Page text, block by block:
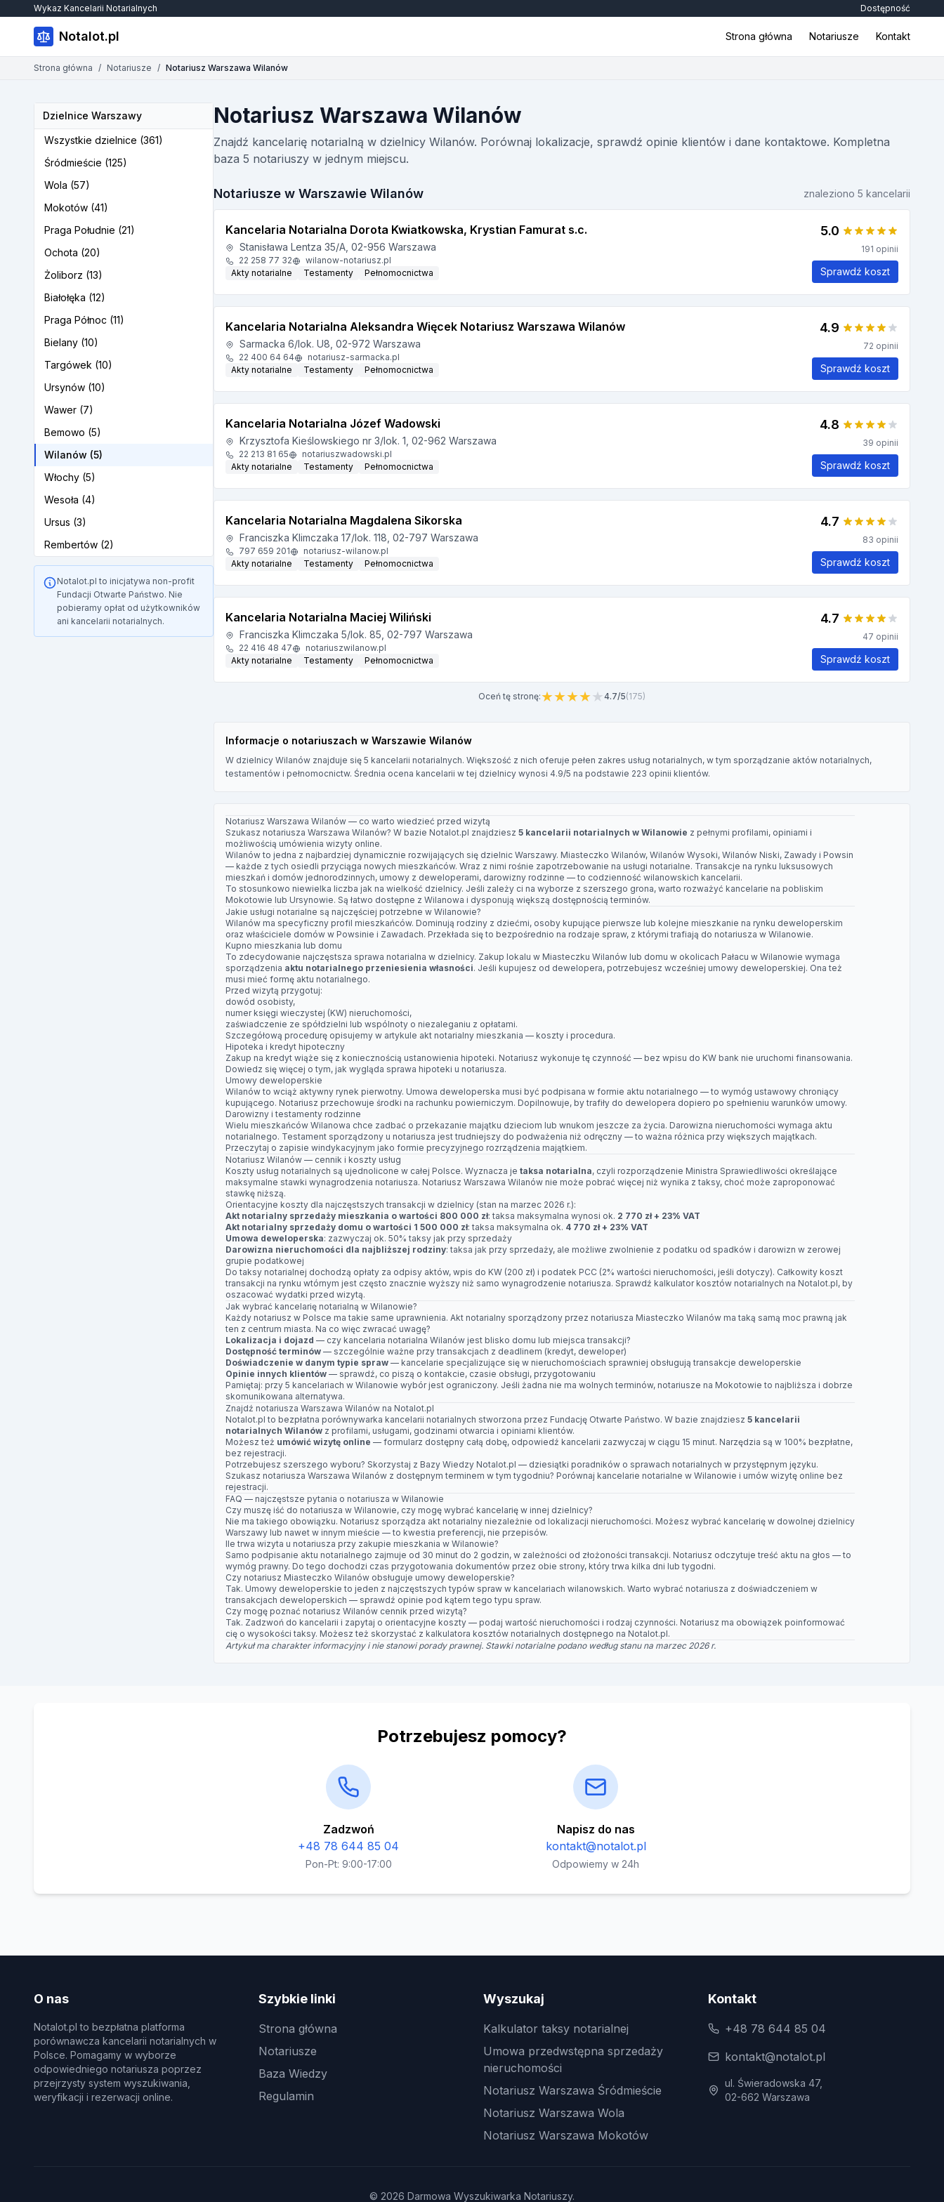
Wykaz Kancelarii Notarialnych Dostępność
Notalot.pl Strona główna Notariusze Kontakt
Strona główna / Notariusze / Notariusz Warszawa Wilanów
Dzielnice Warszawy
Wszystkie dzielnice (361)
Śródmieście (125)
Wola (57)
Mokotów (41)
Praga Południe (21)
Ochota (20)
Żoliborz (13)
Białołęka (12)
Praga Północ (11)
Bielany (10)
Targówek (10)
Ursynów (10)
Wawer (7)
Bemowo (5)
Wilanów (5)
Włochy (5)
Wesoła (4)
Ursus (3)
Rembertów (2)
Notalot.pl to inicjatywa non-profit
Fundacji Otwarte Państwo. Nie
pobieramy opłat od użytkowników
ani kancelarii notarialnych.
Notariusz Warszawa Wilanów
Znajdź kancelarię notarialną w dzielnicy Wilanów. Porównaj lokalizacje, sprawdź opinie klientów i dane kontaktowe. Kompletna
baza 5 notariuszy w jednym miejscu.
Notariusze w Warszawie Wilanów znaleziono 5 kancelarii
Kancelaria Notarialna Dorota Kwiatkowska, Krystian Famurat s.c.
Stanisława Lentza 35/A, 02-956 Warszawa
22 258 77 32
wilanow-notariusz.pl
Akty notarialne
Testamenty Pełnomocnictwa
5.0
191 opinii
Sprawdź koszt
Kancelaria Notarialna Aleksandra Więcek Notariusz Warszawa Wilanów
Sarmacka 6/lok. U8, 02-972 Warszawa
22 400 64 64
notariusz-sarmacka.pl
Akty notarialne
Testamenty Pełnomocnictwa
4.9
72 opinii
Sprawdź koszt
Kancelaria Notarialna Józef Wadowski
Krzysztofa Kieślowskiego nr 3/lok. 1, 02-962 Warszawa
22 213 81 65
notariuszwadowski.pl
Akty notarialne
Testamenty Pełnomocnictwa
4.8
39 opinii
Sprawdź koszt
Kancelaria Notarialna Magdalena Sikorska
Franciszka Klimczaka 17/lok. 118, 02-797 Warszawa
797 659 201
notariusz-wilanow.pl
Akty notarialne
Testamenty Pełnomocnictwa
4.7
83 opinii
Sprawdź koszt
Kancelaria Notarialna Maciej Wiliński
Franciszka Klimczaka 5/lok. 85, 02-797 Warszawa
22 416 48 47
notariuszwilanow.pl
Akty notarialne
Testamenty Pełnomocnictwa
4.7
47 opinii
Sprawdź koszt
Oceń tę stronę:★★★★★4.7/5(175)
Informacje o notariuszach w Warszawie Wilanów
W dzielnicy Wilanów znajduje się 5 kancelarii notarialnych. Większość z nich oferuje pełen zakres usług notarialnych, w tym sporządzanie aktów notarialnych,
testamentów i pełnomocnictw. Średnia ocena kancelarii w tej dzielnicy wynosi 4.9/5 na podstawie 223 opinii klientów.
Notariusz Warszawa Wilanów — co warto wiedzieć przed wizytą
Szukasz notariusza Warszawa Wilanów? W bazie Notalot.pl znajdziesz 5 kancelarii notarialnych w Wilanowie z pełnymi profilami, opiniami i
możliwością umówienia wizyty online.
Wilanów to jedna z najbardziej dynamicznie rozwijających się dzielnic Warszawy. Miasteczko Wilanów, Wilanów Wysoki, Wilanów Niski, Zawady i Powsin
— każde z tych osiedli przyciąga nowych mieszkańców. Wraz z nimi rośnie zapotrzebowanie na usługi notarialne. Transakcje na rynku luksusowych
mieszkań i domów jednorodzinnych, umowy z deweloperami, darowizny rodzinne — to codzienność wilanowskich kancelarii.
To stosunkowo niewielka liczba jak na wielkość dzielnicy. Jeśli zależy ci na wyborze z szerszego grona, warto rozważyć kancelarie na pobliskim
Mokotowie lub Ursynowie. Są łatwo dostępne z Wilanowa i dysponują większą dostępnością terminów.
Jakie usługi notarialne są najczęściej potrzebne w Wilanowie?
Wilanów ma specyficzny profil mieszkańców. Dominują rodziny z dziećmi, osoby kupujące pierwsze lub kolejne mieszkanie na rynku deweloperskim
oraz właściciele domów w Powsinie i Zawadach. Przekłada się to bezpośrednio na rodzaje spraw, z którymi trafiają do notariusza w Wilanowie.
Kupno mieszkania lub domu
To zdecydowanie najczęstsza sprawa notarialna w dzielnicy. Zakup lokalu w Miasteczku Wilanów lub domu w okolicach Pałacu w Wilanowie wymaga
sporządzenia aktu notarialnego przeniesienia własności. Jeśli kupujesz od dewelopera, potrzebujesz wcześniej umowy deweloperskiej. Ona też
musi mieć formę aktu notarialnego.
Przed wizytą przygotuj:
dowód osobisty,
numer księgi wieczystej (KW) nieruchomości,
zaświadczenie ze spółdzielni lub wspólnoty o niezaleganiu z opłatami.
Szczegółową procedurę opisujemy w artykule akt notarialny mieszkania — koszty i procedura.
Hipoteka i kredyt hipoteczny
Zakup na kredyt wiąże się z koniecznością ustanowienia hipoteki. Notariusz wykonuje tę czynność — bez wpisu do KW bank nie uruchomi finansowania.
Dowiedz się więcej o tym, jak wygląda sprawa hipoteki u notariusza.
Umowy deweloperskie
Wilanów to wciąż aktywny rynek pierwotny. Umowa deweloperska musi być podpisana w formie aktu notarialnego — to wymóg ustawowy chroniący
kupującego. Notariusz przechowuje środki na rachunku powierniczym. Dopilnowuje, by trafiły do dewelopera dopiero po spełnieniu warunków umowy.
Darowizny i testamenty rodzinne
Wielu mieszkańców Wilanowa chce zadbać o przekazanie majątku dzieciom lub wnukom jeszcze za życia. Darowizna nieruchomości wymaga aktu
notarialnego. Testament sporządzony u notariusza jest trudniejszy do podważenia niż odręczny — to ważna różnica przy większych majątkach.
Przeczytaj o zapisie windykacyjnym jako formie precyzyjnego rozrządzenia majątkiem.
Notariusz Wilanów — cennik i koszty usług
Koszty usług notarialnych są ujednolicone w całej Polsce. Wyznacza je taksa notarialna, czyli rozporządzenie Ministra Sprawiedliwości określające
maksymalne stawki wynagrodzenia notariusza. Notariusz Warszawa Wilanów nie może pobrać więcej niż wynika z taksy, choć może zaproponować
stawkę niższą.
Orientacyjne koszty dla najczęstszych transakcji w dzielnicy (stan na marzec 2026 r.):
Akt notarialny sprzedaży mieszkania o wartości 800 000 zł: taksa maksymalna wynosi ok. 2 770 zł + 23% VAT
Akt notarialny sprzedaży domu o wartości 1 500 000 zł: taksa maksymalna ok. 4 770 zł + 23% VAT
Umowa deweloperska: zazwyczaj ok. 50% taksy jak przy sprzedaży
Darowizna nieruchomości dla najbliższej rodziny: taksa jak przy sprzedaży, ale możliwe zwolnienie z podatku od spadków i darowizn w zerowej
grupie podatkowej
Do taksy notarialnej dochodzą opłaty za odpisy aktów, wpis do KW (200 zł) i podatek PCC (2% wartości nieruchomości, jeśli dotyczy). Całkowity koszt
transakcji na rynku wtórnym jest często znacznie wyższy niż samo wynagrodzenie notariusza. Sprawdź kalkulator kosztów notarialnych na Notalot.pl, by
oszacować wydatki przed wizytą.
Jak wybrać kancelarię notarialną w Wilanowie?
Każdy notariusz w Polsce ma takie same uprawnienia. Akt notarialny sporządzony przez notariusza Miasteczko Wilanów ma taką samą moc prawną jak
ten z centrum miasta. Na co więc zwracać uwagę?
Lokalizacja i dojazd — czy kancelaria notarialna Wilanów jest blisko domu lub miejsca transakcji?
Dostępność terminów — szczególnie ważne przy transakcjach z deadlinem (kredyt, deweloper)
Doświadczenie w danym typie spraw — kancelarie specjalizujące się w nieruchomościach sprawniej obsługują transakcje deweloperskie
Opinie innych klientów — sprawdź, co piszą o kontakcie, czasie obsługi, przygotowaniu
Pamiętaj: przy 5 kancelariach w Wilanowie wybór jest ograniczony. Jeśli żadna nie ma wolnych terminów, notariusze na Mokotowie to najbliższa i dobrze
skomunikowana alternatywa.
Znajdź notariusza Warszawa Wilanów na Notalot.pl
Notalot.pl to bezpłatna porównywarka kancelarii notarialnych stworzona przez Fundację Otwarte Państwo. W bazie znajdziesz 5 kancelarii
notarialnych Wilanów z profilami, usługami, godzinami otwarcia i opiniami klientów.
Możesz też umówić wizytę online — formularz dostępny całą dobę, odpowiedź kancelarii zazwyczaj w ciągu 15 minut. Narzędzia są w 100% bezpłatne,
bez rejestracji.
Potrzebujesz szerszego wyboru? Skorzystaj z Bazy Wiedzy Notalot.pl — dziesiątki poradników o sprawach notarialnych w przystępnym języku.
Szukasz notariusza Warszawa Wilanów z dostępnym terminem w tym tygodniu? Porównaj kancelarie notarialne w Wilanowie i umów wizytę online bez
rejestracji.
FAQ — najczęstsze pytania o notariusza w Wilanowie
Czy muszę iść do notariusza w Wilanowie, czy mogę wybrać kancelarię w innej dzielnicy?
Nie ma takiego obowiązku. Notariusz sporządza akt notarialny niezależnie od lokalizacji nieruchomości. Możesz wybrać kancelarię w dowolnej dzielnicy
Warszawy lub nawet w innym mieście — to kwestia preferencji, nie przepisów.
Ile trwa wizyta u notariusza przy zakupie mieszkania w Wilanowie?
Samo podpisanie aktu notarialnego zajmuje od 30 minut do 2 godzin, w zależności od złożoności transakcji. Notariusz odczytuje treść aktu na głos — to
wymóg prawny. Do tego dochodzi czas przygotowania dokumentów przez obie strony, który trwa kilka dni lub tygodni.
Czy notariusz Miasteczko Wilanów obsługuje umowy deweloperskie?
Tak. Umowy deweloperskie to jeden z najczęstszych typów spraw w kancelariach wilanowskich. Warto wybrać notariusza z doświadczeniem w
transakcjach deweloperskich — sprawdź opinie pod kątem tego typu spraw.
Czy mogę poznać notariusz Wilanów cennik przed wizytą?
Tak. Zadzwoń do kancelarii i zapytaj o orientacyjne koszty — podaj wartość nieruchomości i rodzaj czynności. Notariusz ma obowiązek poinformować
cię o wysokości taksy. Możesz też skorzystać z kalkulatora kosztów notarialnych dostępnego na Notalot.pl.
Artykuł ma charakter informacyjny i nie stanowi porady prawnej. Stawki notarialne podano według stanu na marzec 2026 r.
Potrzebujesz pomocy?
Zadzwoń
+48 78 644 85 04
Pon-Pt: 9:00-17:00
Napisz do nas
kontakt@notalot.pl
Odpowiemy w 24h
O nas
Notalot.pl to bezpłatna platforma
porównawcza kancelarii notarialnych w
Polsce. Pomagamy w wyborze
odpowiedniego notariusza poprzez
przejrzysty system wyszukiwania,
weryfikacji i rezerwacji online.
Szybkie linki
Strona główna
Notariusze
Baza Wiedzy
Regulamin
Wyszukaj
Kalkulator taksy notarialnej
Umowa przedwstępna sprzedaży
nieruchomości
Notariusz Warszawa Śródmieście
Notariusz Warszawa Wola
Notariusz Warszawa Mokotów
Kontakt
+48 78 644 85 04
kontakt@notalot.pl
ul. Świeradowska 47,
02-662 Warszawa
© 2026 Darmowa Wyszukiwarka Notariuszy.